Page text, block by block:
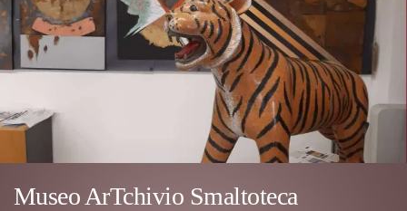
Museo ArTchivio Smaltoteca